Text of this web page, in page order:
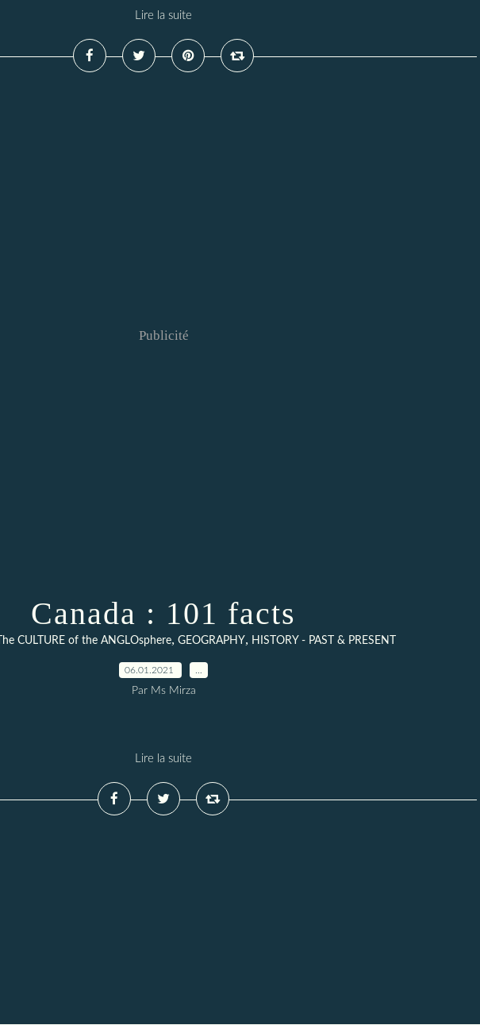
Lire la suite
Publicité
Canada : 101 facts
The CULTURE of the ANGLOsphere, GEOGRAPHY, HISTORY - PAST & PRESENT
06.01.2021
Par Ms Mirza
Lire la suite